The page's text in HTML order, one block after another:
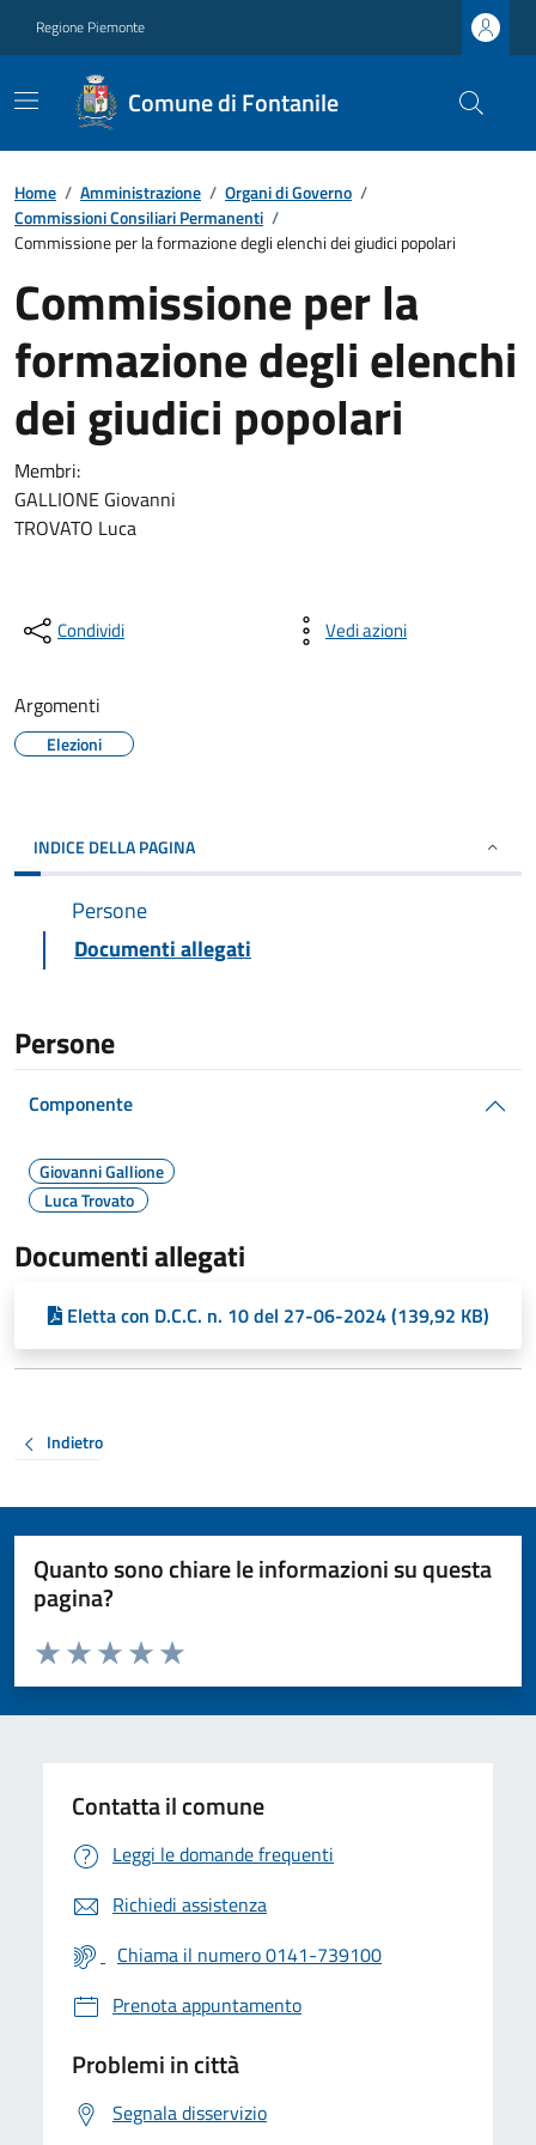
Regione Piemonte
Comune di Fontanile
Home / Amministrazione / Organi di Governo /
Commissioni Consiliari Permanenti /
Commissione per la formazione degli elenchi dei giudici popolari
Commissione per la
formazione degli elenchi
dei giudici popolari
Membri:
GALLIONE Giovanni
TROVATO Luca
Condividi Vedi azioni
Argomenti
Elezioni
INDICE DELLA PAGINA
Persone
Documenti allegati
Persone
Componente
Giovanni Gallione
Luca Trovato
Documenti allegati
Eletta con D.C.C. n. 10 del 27-06-2024 (139,92 KB)
Indietro
Quanto sono chiare le informazioni su questa
pagina?
Valuta da 1 a 5 stelle la pagina
Valuta 5 stelle su 5
Valuta 4 stelle su 5
Valuta 3 stelle su 5
Valuta 2 stelle su 5
Valuta 1 stelle su 5
Contatta il comune
Leggi le domande frequenti
Richiedi assistenza
Chiama il numero 0141-739100
Prenota appuntamento
Problemi in città
Segnala disservizio